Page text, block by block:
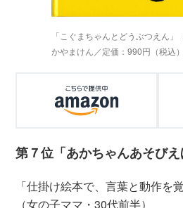
「こぐまちゃんとどうぶつえん
かやまけん／定価：990円（税込
第７位「あかちゃんあそび
「仕掛け絵本で、言葉と動作を
（女の子ママ・30代前半）